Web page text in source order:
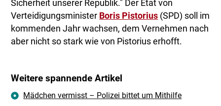
Sicherheit unserer Republik." Der Etat von
Verteidigungsminister Boris Pistorius (SPD) soll im
kommenden Jahr wachsen, dem Vernehmen nach
aber nicht so stark wie von Pistorius erhofft.
Weitere spannende Artikel
Mädchen vermisst – Polizei bittet um Mithilfe